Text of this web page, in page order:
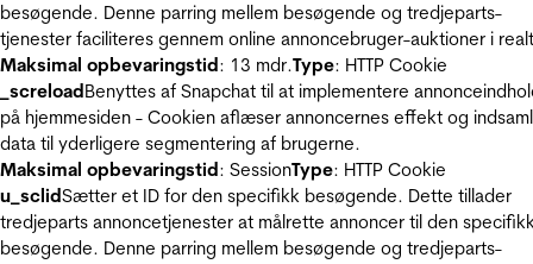
besøgende. Denne parring mellem besøgende og tredjeparts-
tjenester faciliteres gennem online annoncebruger-auktioner i
Maksimal opbevaringstid: 13 mdr.Type: HTTP Cookie
_screloadBenyttes af Snapchat til at implementere
på hjemmesiden - Cookien aflæser annoncernes effekt og
data til yderligere segmentering af brugerne.
Maksimal opbevaringstid: SessionType: HTTP Cookie
u_sclidSætter et ID for den specifikk besøgende. Dette tillader
tredjeparts annoncetjenester at målrette annoncer til den
besøgende. Denne parring mellem besøgende og tredjeparts-